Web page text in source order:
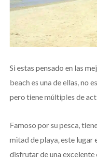
Si estas pensado en las
beach es una de ellas, no
pero tiene múltiples de
Famoso por su pesca,
mitad de playa, este lugar
disfrutar de una excelente